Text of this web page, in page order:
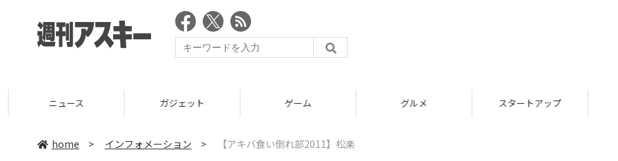
ニュース ガジェット ゲーム グルメ スタートアップ
home > インフォメーション > 【アキバ食い倒れ部2011】松楽